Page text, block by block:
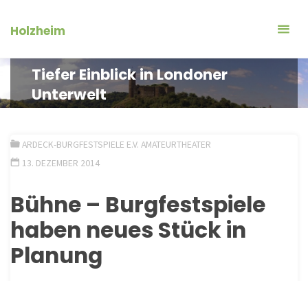
InhaltHolzheim
Tiefer Einblick in Londoner
Unterwelt
ARDECK-BURGFESTSPIELE E.V. AMATEURTHEATER
13. DEZEMBER 2014
Bühne – Burgfestspiele
haben neues Stück in
Planung